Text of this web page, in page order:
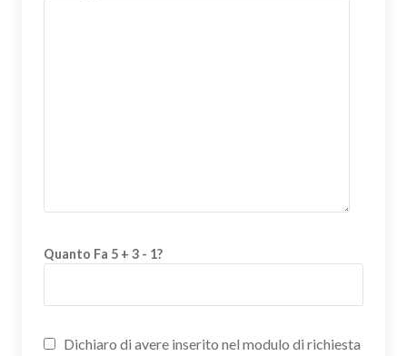
Quanto Fa 5 + 3 - 1?
Dichiaro di avere inserito nel modulo di richiesta